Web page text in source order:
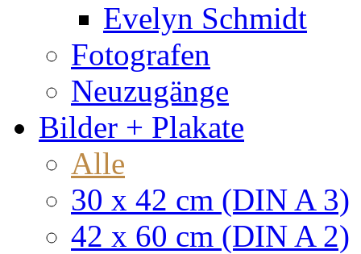
Evelyn Schmidt
Fotografen
Neuzugänge
Bilder + Plakate
Alle
30 x 42 cm (DIN A 3)
42 x 60 cm (DIN A 2)